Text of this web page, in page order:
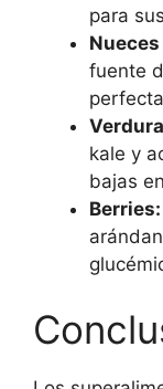
para
fuente
kale y
bajas
Berries: